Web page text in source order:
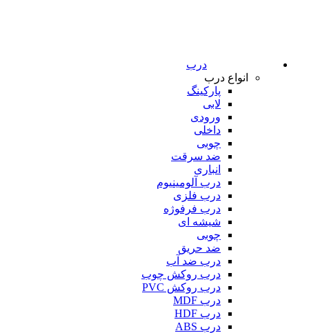
درب
انواع درب
پارکینگ
لابی
ورودی
داخلی
چوبی
ضد سرقت
انباری
درب آلومینیوم
درب فلزی
درب فرفوژه
شیشه ای
چوبی
ضد حریق
درب ضد آب
درب روکش چوب
درب روکش PVC
درب MDF
درب HDF
درب ABS